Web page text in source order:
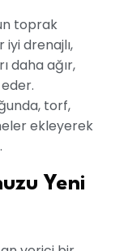
toprak
drenajlı,
daha ağır,
torf,
ekleyerek
Yeni